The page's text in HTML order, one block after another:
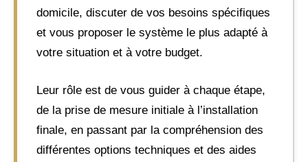
domicile, discuter de vos besoins spécifiques
et vous proposer le système le plus adapté à
votre situation et à votre budget.
Leur rôle est de vous guider à chaque étape,
de la prise de mesure initiale à l’installation
finale, en passant par la compréhension des
différentes options techniques et des aides